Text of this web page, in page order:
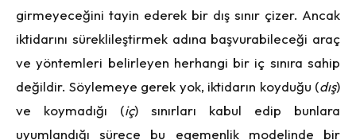
girmeyeceğini tayin ederek bir dış sınır çizer. Ancak
iktidarını süreklileştirmek adına başvurabileceği araç
ve yöntemleri belirleyen herhangi bir iç sınıra sahip
değildir. Söylemeye gerek yok, iktidarın koyduğu (dış)
ve koymadığı (iç) sınırları kabul edip bunlara
uyumlandığı sürece bu egemenlik modelinde bir